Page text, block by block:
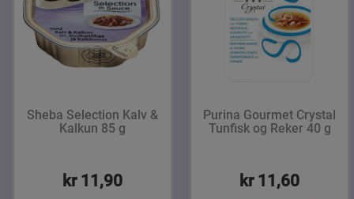
Sheba Selection Kalv &
Kalkun 85 g
kr 11,90
Purina Gourmet Crystal
Tunfisk og Reker 40 g
kr 11,60